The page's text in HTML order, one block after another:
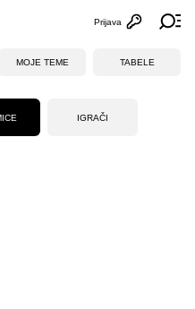
Otvori
Prijava
MOJE TEME TABELE
IGRAČI